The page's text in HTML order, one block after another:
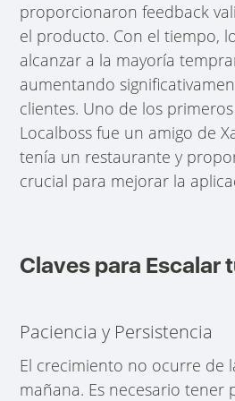
proporcionaron feedback
el producto. Con el tiempo,
alcanzar a la mayoría
aumentando
clientes. Uno de los
Localboss fue un amigo de
tenía un restaurante y
crucial para mejorar la
Claves para Escalar
Paciencia y Persistencia
El crecimiento no ocurre de
mañana. Es necesario tener